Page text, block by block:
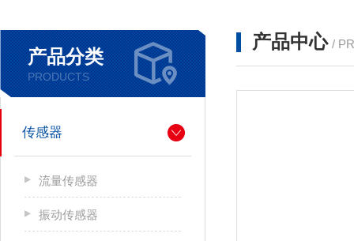
产品分类
PRODUCTS
传感器
流量传感器
振动传感器
产品中心 /